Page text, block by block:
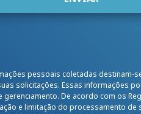
pessoais coletadas destinam-
solicitações. Essas informações
De acordo com os
e limitação do processamento de